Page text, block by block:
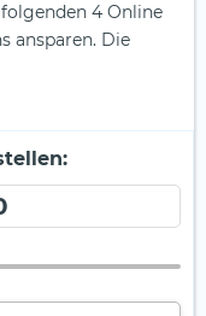
4 Online
ansparen. Die